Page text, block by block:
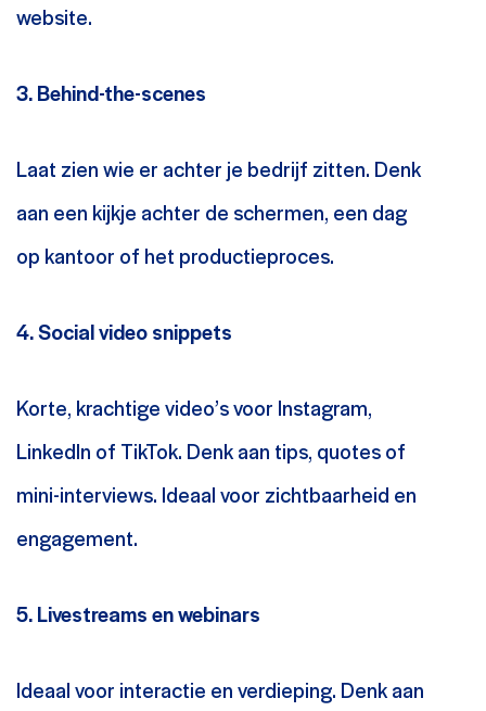
website.
3. Behind-the-scenes
Laat zien wie er achter je bedrijf zitten. Denk
aan een kijkje achter de schermen, een dag
op kantoor of het productieproces.
4. Social video snippets
Korte, krachtige video’s voor Instagram,
LinkedIn of TikTok. Denk aan tips, quotes of
mini-interviews. Ideaal voor zichtbaarheid en
engagement.
5. Livestreams en webinars
Ideaal voor interactie en verdieping. Denk aan